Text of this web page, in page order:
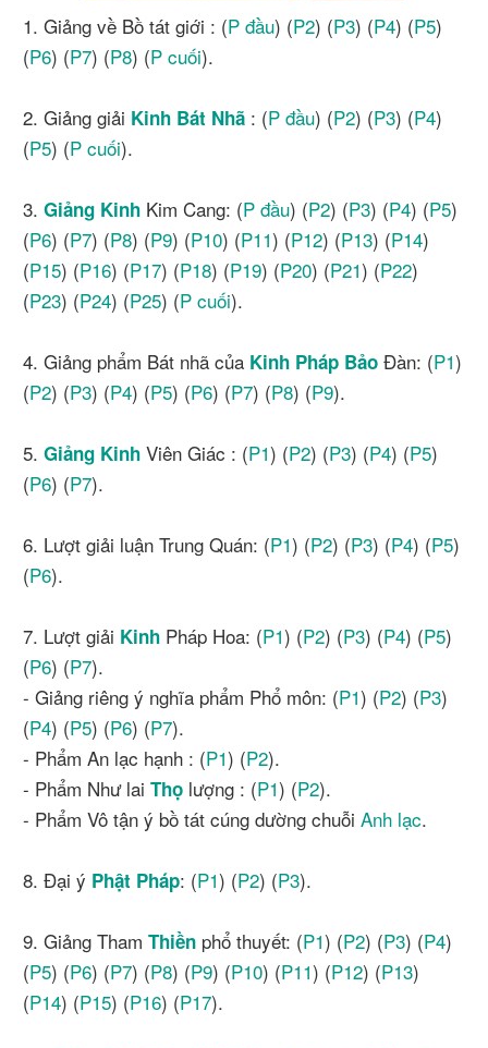
1. Giảng về Bồ tát giới : (P đầu) (P2) (P3) (P4) (P5)
(P6) (P7) (P8) (P cuối).
2. Giảng giải Kinh Bát Nhã : (P đầu) (P2) (P3) (P4)
(P5) (P cuối).
3. Giảng Kinh Kim Cang: (P đầu) (P2) (P3) (P4) (P5)
(P6) (P7) (P8) (P9) (P10) (P11) (P12) (P13) (P14)
(P15) (P16) (P17) (P18) (P19) (P20) (P21) (P22)
(P23) (P24) (P25) (P cuối).
4. Giảng phẩm Bát nhã của Kinh Pháp Bảo Đàn: (P1)
(P2) (P3) (P4) (P5) (P6) (P7) (P8) (P9).
5. Giảng Kinh Viên Giác : (P1) (P2) (P3) (P4) (P5)
(P6) (P7).
6. Lượt giải luận Trung Quán: (P1) (P2) (P3) (P4) (P5)
(P6).
7. Lượt giải Kinh Pháp Hoa: (P1) (P2) (P3) (P4) (P5)
(P6) (P7).
- Giảng riêng ý nghĩa phẩm Phổ môn: (P1) (P2) (P3)
(P4) (P5) (P6) (P7).
- Phẩm An lạc hạnh : (P1) (P2).
- Phẩm Như lai Thọ lượng : (P1) (P2).
- Phẩm Vô tận ý bồ tát cúng dường chuỗi Anh lạc.
8. Đại ý Phật Pháp: (P1) (P2) (P3).
9. Giảng Tham Thiền phổ thuyết: (P1) (P2) (P3) (P4)
(P5) (P6) (P7) (P8) (P9) (P10) (P11) (P12) (P13)
(P14) (P15) (P16) (P17).